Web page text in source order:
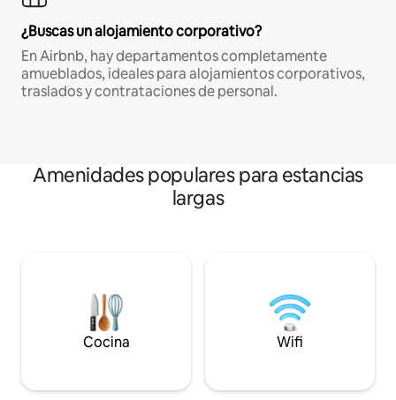
¿Buscas un alojamiento corporativo?
En Airbnb, hay departamentos completamente
amueblados, ideales para alojamientos corporativos,
traslados y contrataciones de personal.
Amenidades populares para estancias
largas
Cocina Wifi